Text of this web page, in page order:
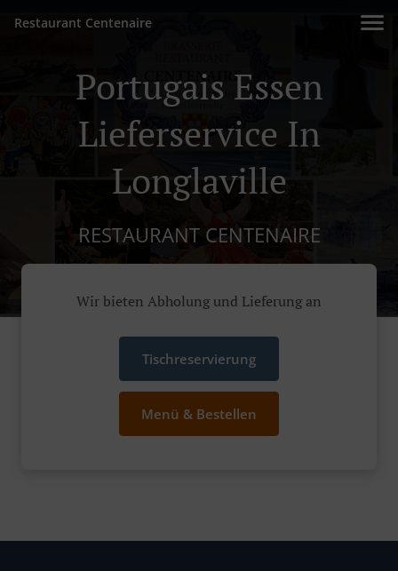
Restaurant Centenaire
Portugais Essen
Lieferservice In
Longlaville
RESTAURANT CENTENAIRE
Wir bieten Abholung und Lieferung an
Tischreservierung
Menü & Bestellen